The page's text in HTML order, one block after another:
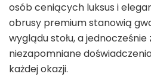
osób ceniących luksus i
obrusy premium stanowią
wyglądu stołu, a
niezapomniane
każdej okazji.